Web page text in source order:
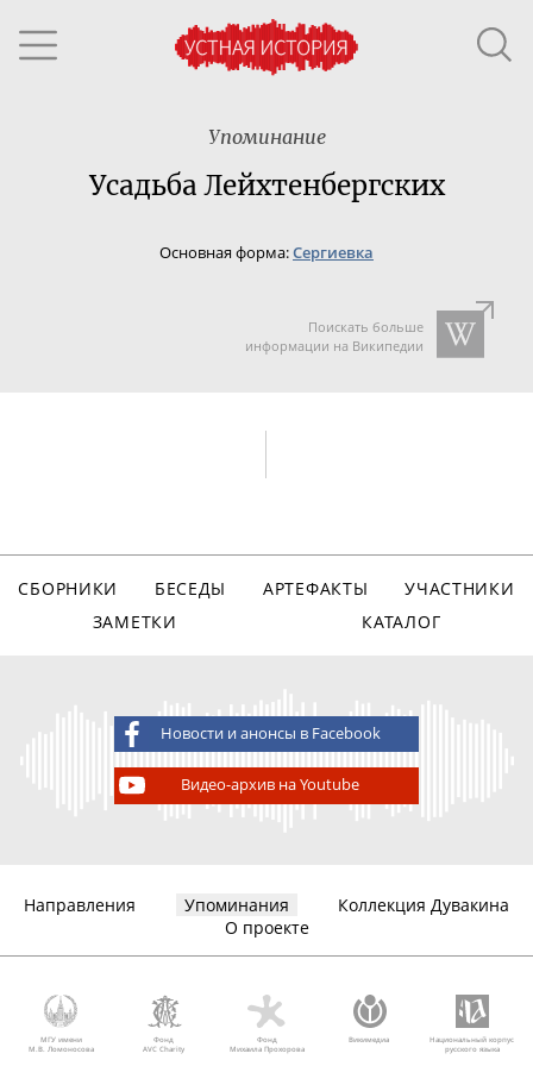
Упоминание
Усадьба Лейхтенбергских
Основная форма:Сергиевка
Поискать больше
информации на Википедии
СБОРНИКИ БЕСЕДЫ АРТЕФАКТЫ
УЧАСТНИКИ
ЗАМЕТКИ
КАТАЛОГ
Новости и анонсы в Facebook
Видео-архив на Youtube
Направления Упоминания
Коллекция Дувакина
О проекте
МГУ имени
М.В. Ломоносова
Фонд
AVC Charity
Фонд
Михаила Прохорова
Викимедиа
Национальный корпус
русского языка